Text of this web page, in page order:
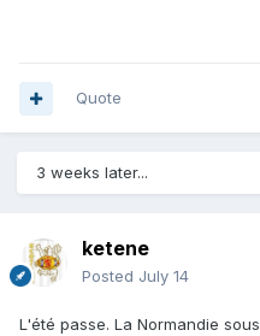
Quote
3 weeks later...
ketene
Posted July 14
L'été passe. La Normandie